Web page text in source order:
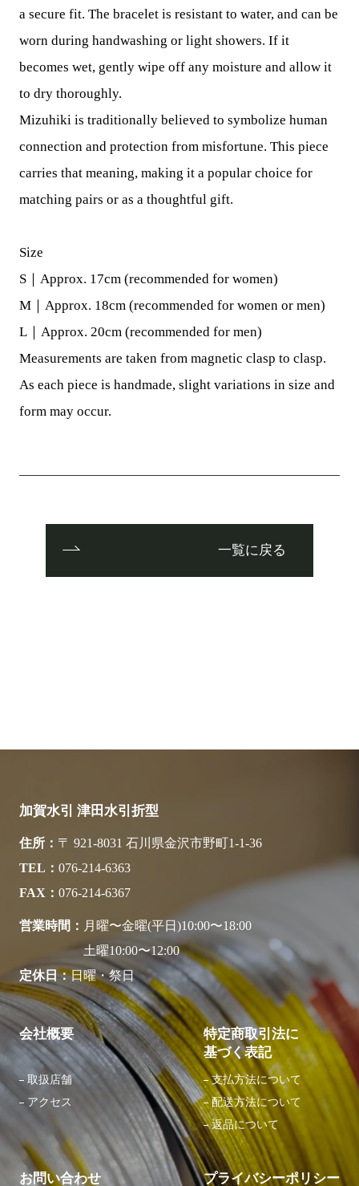
a secure fit. The bracelet is resistant to water, and can be
worn during handwashing or light showers. If it
becomes wet, gently wipe off any moisture and allow it
to dry thoroughly.
Mizuhiki is traditionally believed to symbolize human
connection and protection from misfortune. This piece
carries that meaning, making it a popular choice for
matching pairs or as a thoughtful gift.
Size
S｜Approx. 17cm (recommended for women)
M｜Approx. 18cm (recommended for women or men)
L｜Approx. 20cm (recommended for men)
Measurements are taken from magnetic clasp to clasp.
As each piece is handmade, slight variations in size and
form may occur.
一覧に戻る
加賀水引 津田水引折型
住所
〒 921-8031 石川県金沢市野町1-1-36
TEL
076-214-6363
FAX
076-214-6367
営業時間
月曜〜金曜(平日)10:00〜18:00
土曜10:00〜12:00
定休日
日曜・祭日
会社概要
取扱店舗
アクセス
特定商取引法に
基づく表記
支払方法について
配送方法について
返品について
お問い合わせ プライバシーポリシー